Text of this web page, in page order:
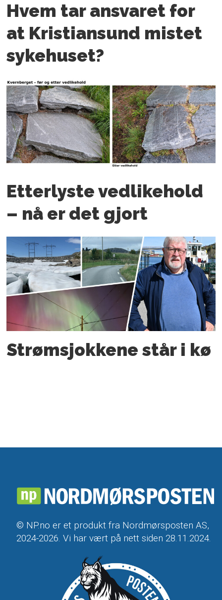
Hvem tar ansvaret for
at Kristiansund mistet
sykehuset?
Etterlyste vedlikehold
– nå er det gjort
Strømsjokkene står i kø
© NP.no er et produkt fra Nordmørsposten AS,
2024-2026. Vi har vært på nett siden 28.11.2024.